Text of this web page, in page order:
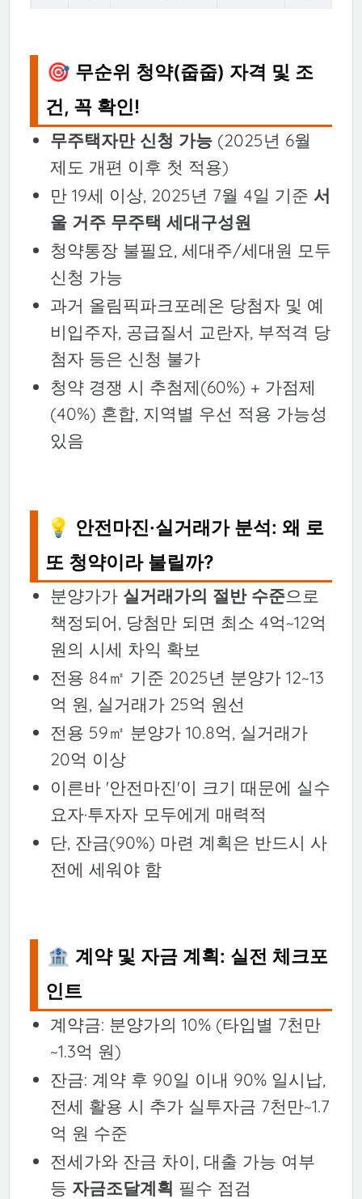
🎯 무순위 청약(줍줍) 자격 및 조
건, 꼭 확인!
무주택자만 신청 가능(2025년 6월
제도 개편 이후 첫 적용)
만 19세 이상, 2025년 7월 4일 기준 서
울 거주 무주택 세대구성원
청약통장 불필요, 세대주/세대원 모두
신청 가능
과거 올림픽파크포레온 당첨자 및 예
비입주자, 공급질서 교란자, 부적격 당
첨자 등은 신청 불가
청약 경쟁 시 추첨제(60%) + 가점제
(40%) 혼합, 지역별 우선 적용 가능성
있음
💡 안전마진·실거래가 분석: 왜 로
또 청약이라 불릴까?
분양가가 실거래가의 절반 수준으로
책정되어, 당첨만 되면 최소 4억~12억
원의 시세 차익 확보
전용 84㎡ 기준 2025년 분양가 12~13
억 원, 실거래가 25억 원선
전용 59㎡ 분양가 10.8억, 실거래가
20억 이상
이른바 '안전마진'이 크기 때문에 실수
요자·투자자 모두에게 매력적
단, 잔금(90%) 마련 계획은 반드시 사
전에 세워야 함
🏦 계약 및 자금 계획: 실전 체크포
인트
계약금: 분양가의 10% (타입별 7천만
~1.3억 원)
잔금: 계약 후 90일 이내 90% 일시납,
전세 활용 시 추가 실투자금 7천만~1.7
억 원 수준
전세가와 잔금 차이, 대출 가능 여부
등 자금조달계획 필수 점검